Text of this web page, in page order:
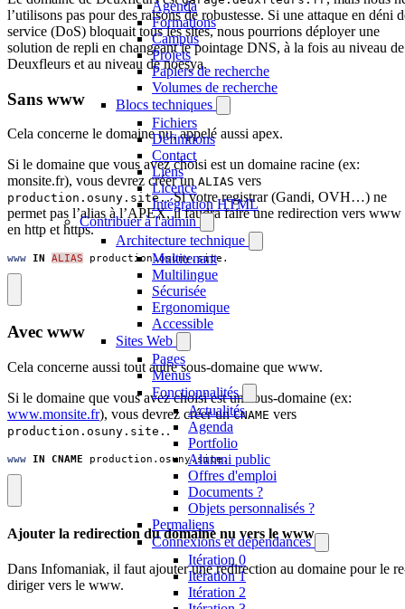
Agenda
Formations
Campus
Projets
Papiers de recherche
Volumes de recherche
Blocs techniques
Fichiers
Définitions
Contact
Liens
Licence
Intégration HTML
Contribuer à l'admin
Architecture technique
Multitenant
Multilingue
Sécurisée
Ergonomique
Accessible
Sites Web
Pages
Menus
Fonctionnalités
Actualités
Agenda
Portfolio
Alumni public
Offres d'emploi
Documents ?
Objets personnalisés ?
Permaliens
Connexions et dépendances
Itération 0
Itération 1
Itération 2
l’utilisons pas pour des raisons de robustesse. Si une attaque en déni
service (DoS) bloquait tous les sites, nous pourrions déployer une
solution de repli en changeant le pointage DNS, à la fois au niveau de
Deuxfleurs et au niveau de noesya.
Sans www
Cela concerne le domaine nu, appelé aussi apex.
Si le domaine que vous avez choisi est un domaine racine (ex:
monsite.fr), vous devrez créer un ALIAS vers
production.osuny.site.. Si votre registrar (Gandi, OVH…) ne
permet pas l’alias à l’APEX, il faudra faire une redirection vers www
en http et https.
www IN ALIAS production.osuny.site.
Avec www
Cela concerne aussi tout autre sous-domaine que www.
Si le domaine que vous avez choisi est un sous-domaine (ex:
www.monsite.fr), vous devrez créer unCNAME vers
production.osuny.site. .
www IN CNAME production.osuny.site.
Ajouter la redirection du domaine nu vers le www
Dans Infomaniak, il faut ajouter une redirection au domaine pour le
diriger vers le www.